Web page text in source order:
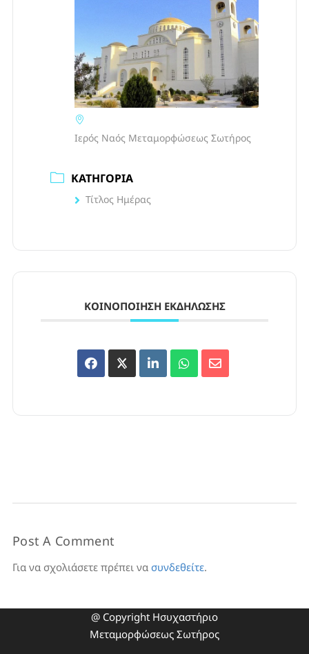
Ιερός Ναός Μεταμορφώσεως Σωτήρος
ΚΑΤΗΓΟΡΊΑ
Τίτλος Ημέρας
ΚΟΙΝΟΠΟΊΗΣΗ ΕΚΔΉΛΩΣΗΣ
Post A Comment
Για να σχολιάσετε πρέπει να συνδεθείτε.
@ Copyright Ησυχαστήριο
Μεταμορφώσεως Σωτήρος